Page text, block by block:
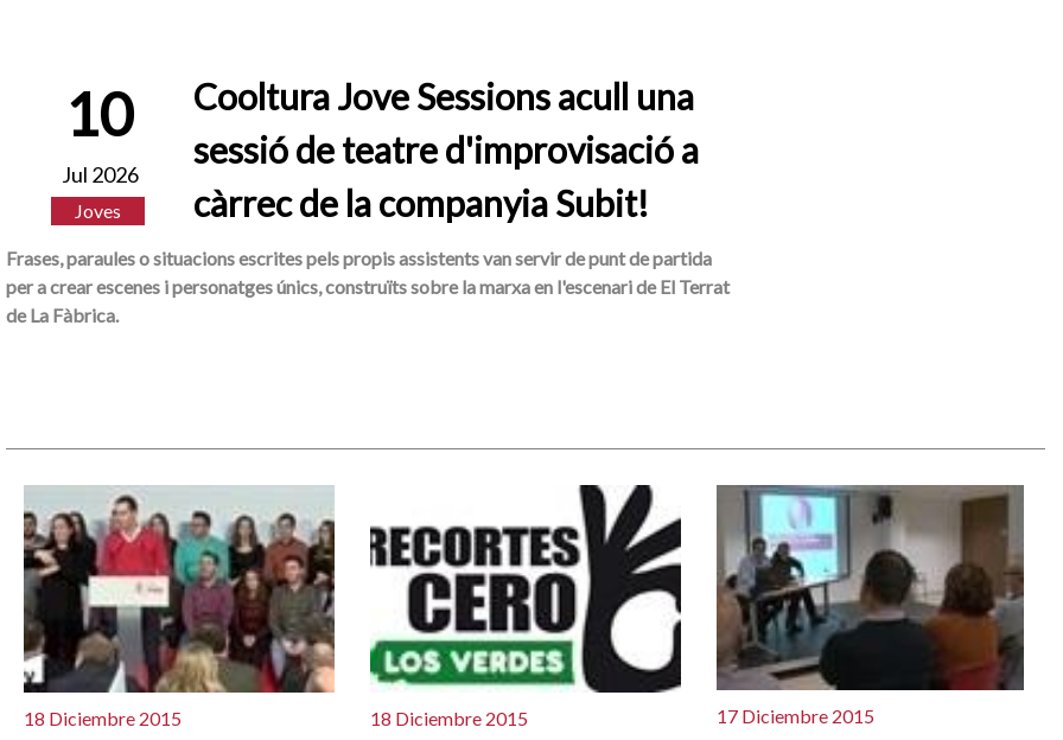
10
Jul 2026
Joves
Cooltura Jove Sessions acull una
sessió de teatre d'improvisació a
càrrec de la companyia Subit!
Frases, paraules o situacions escrites pels propis assistents van servir de punt de partida
per a crear escenes i personatges únics, construïts sobre la marxa en l'escenari de El Terrat
de La Fàbrica.
18 Diciembre 2015 18 Diciembre 2015 17 Diciembre 2015